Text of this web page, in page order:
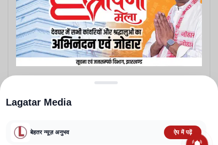
Lagatar Media
बेहतर न्यूज़ अनुभव ऐप में पढ़ें